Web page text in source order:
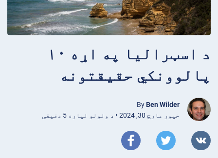
د اسټرالیا په اړه ۱۰
پالوونکي حقیقتونه
By Ben Wilder
خپور مارچ 30, 2024 • د ولولو لپاره 5 دقیقې